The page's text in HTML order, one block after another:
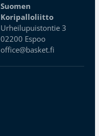
Suomen
Koripalloliitto
Urheilupuistontie 3
02200 Espoo
office@basket.fi